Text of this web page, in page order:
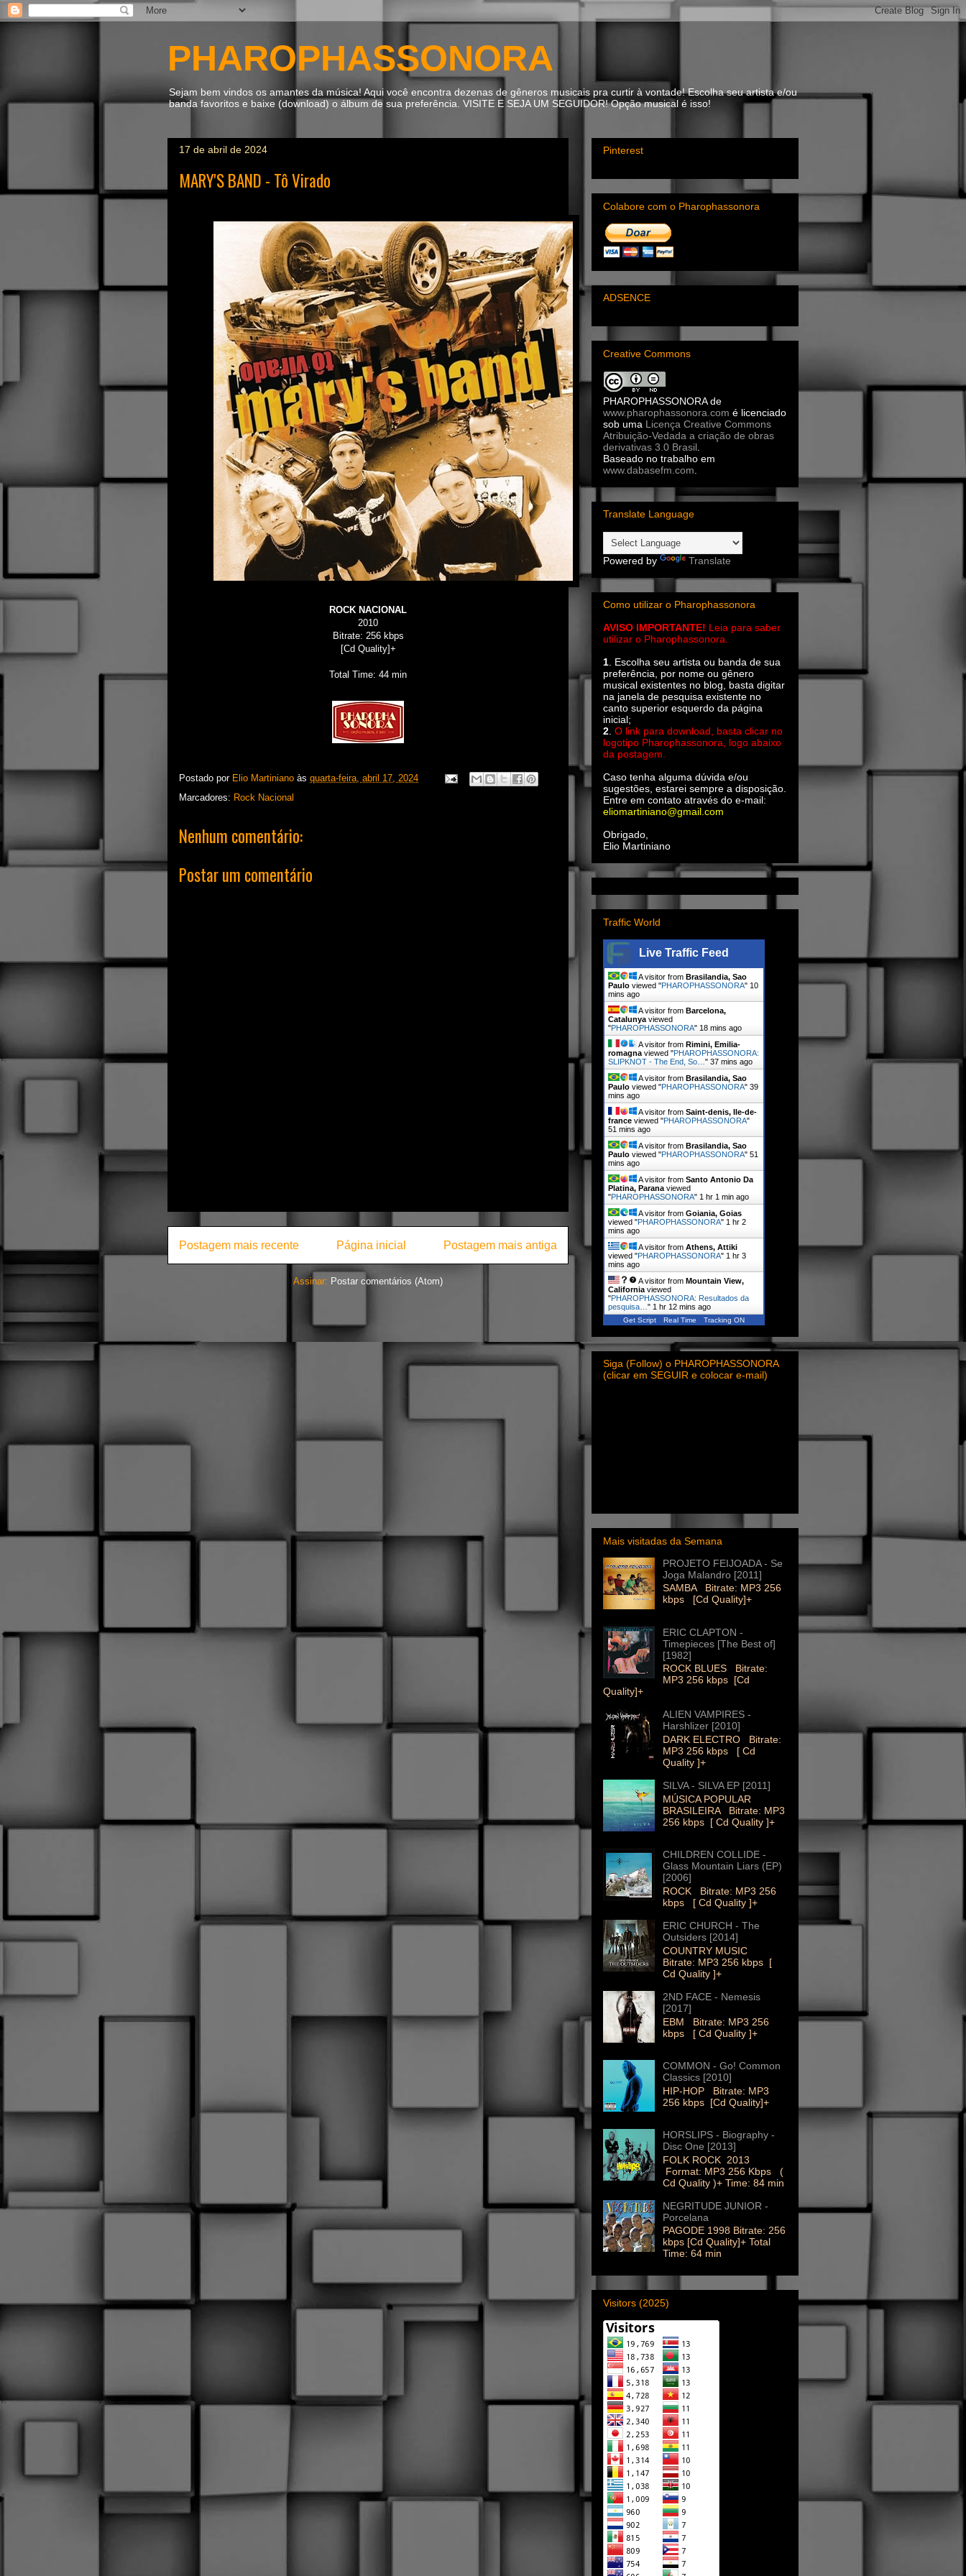
PHAROPHASSONORA
Sejam bem vindos os amantes da música! Aqui você encontra dezenas de gêneros musicais pra curtir à vontade! Escolha seu artista e/ou
banda favoritos e baixe (download) o álbum de sua preferência. VISITE E SEJA UM SEGUIDOR! Opção musical é isso!
17 de abril de 2024
MARY'S BAND - Tô Virado
ROCK NACIONAL
2010
Bitrate: 256 kbps
[Cd Quality]+
Total Time: 44 min
Postado por Elio Martiniano às quarta-feira, abril 17, 2024
Marcadores: Rock Nacional
Nenhum comentário:
Postar um comentário
Postagem mais recente Postagem mais antiga
Página inicial
Assinar: Postar comentários (Atom)
Pinterest
Colabore com o Pharophassonora
ADSENCE
Creative Commons
PHAROPHASSONORAde
www.pharophassonora.com é licenciado
sob uma Licença Creative Commons
Atribuição-Vedada a criação de obras
derivativas 3.0 Brasil
Baseado no trabalho em
www.dabasefm.com
Translate Language
Powered by Translate
Como utilizar o Pharophassonora
AVISO IMPORTANTE! Leia para saber
utilizar o Pharophassonora.
1. Escolha seu artista ou banda de sua
preferência, por nome ou gênero
musical existentes no blog, basta digitar
na janela de pesquisa existente no
canto superior esquerdo da página
inicial;
2. O link para download, basta clicar no
logotipo Pharophassonora, logo abaixo
da postagem.
Caso tenha alguma dúvida e/ou
sugestões, estarei sempre a disposição.
Entre em contato através do e-mail:
eliomartiniano@gmail.com
Obrigado,
Elio Martiniano
Traffic World
Live Traffic Feed
A visitor from Brasilandia, Sao
Paulo viewed "PHAROPHASSONORA" 10
mins ago
A visitor from Barcelona,
Catalunya viewed
"PHAROPHASSONORA" 18 mins ago
A visitor from Rimini, Emilia-
romagna viewed "PHAROPHASSONORA:
SLIPKNOT - The End, So… " 37 mins ago
A visitor from Brasilandia, Sao
Paulo viewed "PHAROPHASSONORA" 39
mins ago
A visitor from Saint-denis, Ile-de-
france viewed "PHAROPHASSONORA"
51 mins ago
A visitor from Brasilandia, Sao
Paulo viewed "PHAROPHASSONORA" 51
mins ago
A visitor from Santo Antonio Da
Platina, Parana viewed
"PHAROPHASSONORA" 1 hr 1 min ago
A visitor from Goiania, Goias
viewed "PHAROPHASSONORA" 1 hr 2
mins ago
A visitor from Athens, Attiki
viewed "PHAROPHASSONORA" 1 hr 3
mins ago
A visitor from Mountain View,
California viewed
"PHAROPHASSONORA: Resultados da
pesquisa… " 1 hr 12 mins ago
Get Script Real Time Tracking ON
Siga (Follow) o PHAROPHASSONORA
(clicar em SEGUIR e colocar e-mail)
Mais visitadas da Semana
PROJETO FEIJOADA - Se
Joga Malandro [2011]
SAMBA Bitrate: MP3 256
kbps [Cd Quality]+
ERIC CLAPTON -
Timepieces [The Best of]
[1982]
ROCK BLUES Bitrate:
MP3 256 kbps [Cd
Quality]+
ALIEN VAMPIRES -
Harshlizer [2010]
DARK ELECTRO Bitrate:
MP3 256 kbps [ Cd
Quality ]+
SILVA - SILVA EP [2011]
MÚSICA POPULAR
BRASILEIRA Bitrate: MP3
256 kbps [ Cd Quality ]+
CHILDREN COLLIDE -
Glass Mountain Liars (EP)
[2006]
ROCK Bitrate: MP3 256
kbps [ Cd Quality ]+
ERIC CHURCH - The
Outsiders [2014]
COUNTRY MUSIC
Bitrate: MP3 256 kbps [
Cd Quality ]+
2ND FACE - Nemesis
[2017]
EBM Bitrate: MP3 256
kbps [ Cd Quality ]+
COMMON - Go! Common
Classics [2010]
HIP-HOP Bitrate: MP3
256 kbps [Cd Quality]+
HORSLIPS - Biography -
Disc One [2013]
FOLK ROCK 2013
Format: MP3 256 Kbps (
Cd Quality )+ Time: 84 min
NEGRITUDE JUNIOR -
Porcelana
PAGODE 1998 Bitrate: 256
kbps [Cd Quality]+ Total
Time: 64 min
Visitors (2025)